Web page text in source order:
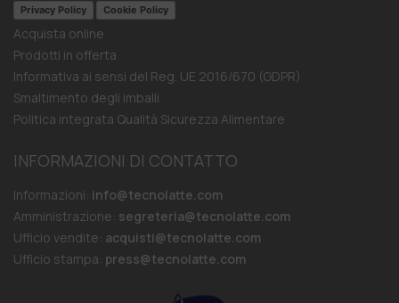
Privacy Policy Cookie Policy
Acquista online
Prodotti in offerta
Informativa ai sensi del Reg. UE 2016/670 (GDPR)
Smaltimento degli imballi
Politica integrata Qualità Sicurezza Alimentare
INFORMAZIONI DI CONTATTO
Informazioni: info@tecnolatte.com
Amministrazione: segreteria@tecnolatte.com
Ufficio vendite: acquisti@tecnolatte.com
Ufficio stampa: press@tecnolatte.com